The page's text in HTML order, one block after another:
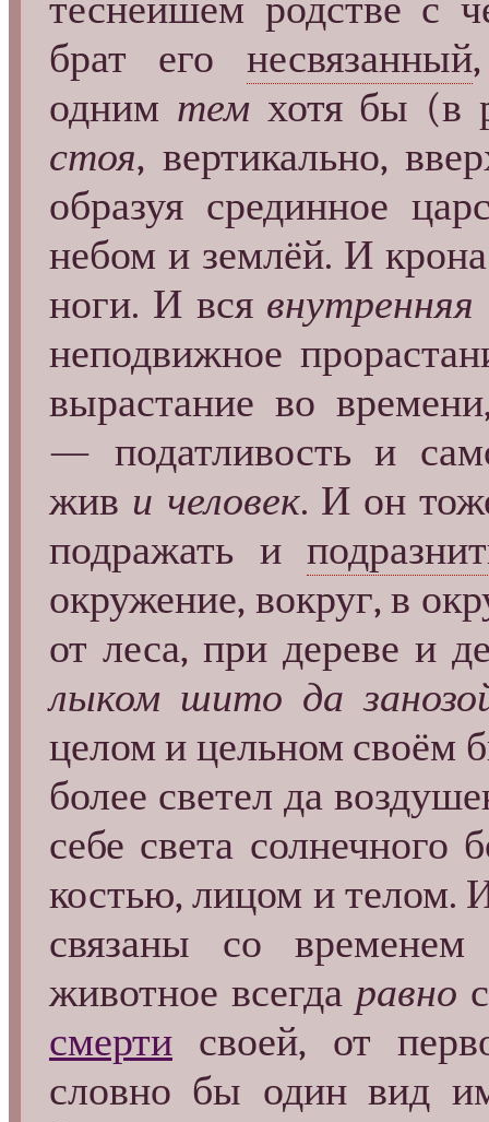
брат его несвязанный
одним темхотя бы (в
стоя, вертикально,
образуя срединное
небом и землёй. И
ноги. И вся внутренняя
неподвижное
вырастание во
— податливость и
жив и человек. И он
подражать и
окружение, вокруг, в
от леса, при дереве и
лыком шито да
целом и цельном своём
более светел да
себе света
костью, лицом и телом.
связаны со
животное всегда равно
смерти своей, от
словно бы один вид